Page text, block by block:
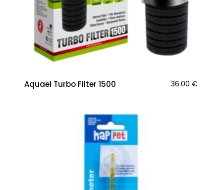
Aquael Turbo Filter 1500 36.00 €